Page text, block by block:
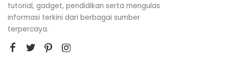
tutorial, gadget, pendidikan serta mengulas
informasi terkini dari berbagai sumber
terpercaya.